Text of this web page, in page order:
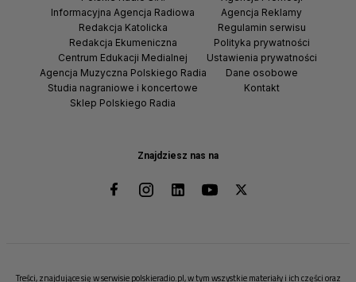
Znajdziesz nas na
Informacyjna Agencja Radiowa
Redakcja Katolicka
Redakcja Ekumeniczna
Centrum Edukacji Medialnej
Agencja Muzyczna Polskiego Radia
Studia nagraniowe i koncertowe
Sklep Polskiego Radia
Agencja Reklamy
Regulamin serwisu
Polityka prywatności
Ustawienia prywatności
Dane osobowe
Kontakt
Treści, znajdujące się w serwisie polskieradio.pl, w tym wszystkie materiały i ich części oraz